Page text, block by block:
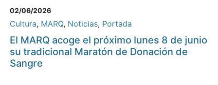
02/06/2026
Cultura, MARQ, Noticias, Portada
El MARQ acoge el próximo lunes 8 de junio
su tradicional Maratón de Donación de
Sangre